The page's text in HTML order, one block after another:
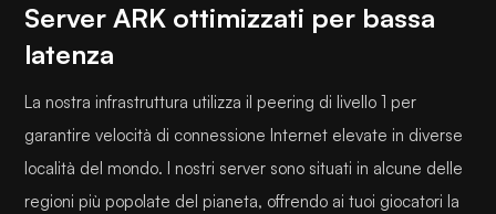
Server ARK ottimizzati per bassa
latenza
La nostra infrastruttura utilizza il peering di livello 1 per
garantire velocità di connessione Internet elevate in diverse
località del mondo. I nostri server sono situati in alcune delle
regioni più popolate del pianeta, offrendo ai tuoi giocatori la